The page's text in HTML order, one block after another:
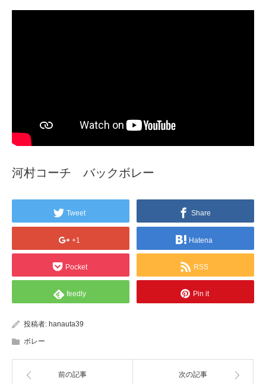
河村コーチ バックボレー
Tweet Share
+1 Hatena
Pocket RSS
feedly Pin it
投稿者: hanauta39
ボレー
前の記事 次の記事